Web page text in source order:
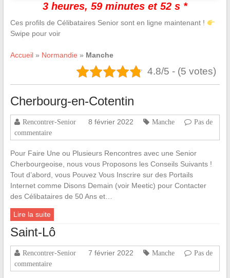
3 heures, 59 minutes et 51 s *
Ces profils de Célibataires Senior sont en ligne maintenant !
Swipe pour voir
Accueil» Normandie » Manche
4.8/5 - (5 votes)
Cherbourg-en-Cotentin
Rencontrer-Senior 8 février 2022 Manche
Pas de
commentaire
Pour Faire Une ou Plusieurs Rencontres avec une Senior
Cherbourgeoise, nous vous Proposons les Conseils Suivants !
Tout d’abord, vous Pouvez Vous Inscrire sur des Portails
Internet comme Disons Demain (voir Meetic) pour Contacter
des Célibataires de 50 Ans et…
Lire la suite
Saint-Lô
Rencontrer-Senior 7 février 2022 Manche
Pas de
commentaire